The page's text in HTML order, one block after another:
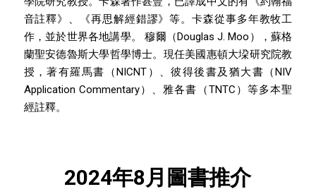
音註釋》、《再思解經錯謬》等。卡森從事多年教牧工
作，並於世界各地講學。 穆爾（Douglas J. Moo），蘇格
蘭聖安德魯斯大學哲學博士。現任美國惠頓大垜研究院教
授，著有羅馬書（NICNT）、彼得後書及猶大書（NIV
Application Commentary）、雅各書（TNTC）等多本聖
經註釋。
2024年8月圖書推介